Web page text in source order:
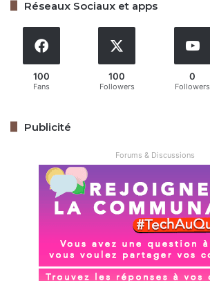
Réseaux Sociaux et apps
100
Fans
100
Followers
0
Followers
Publicité
Forums & Discussions